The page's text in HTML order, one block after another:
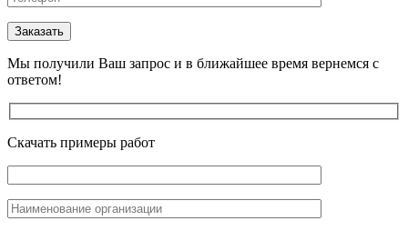
Мы получили Ваш запрос и в ближайшее время вернемся с
ответом!
Скачать примеры работ